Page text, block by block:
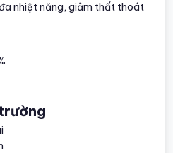
nhiệt năng, giảm thất thoát